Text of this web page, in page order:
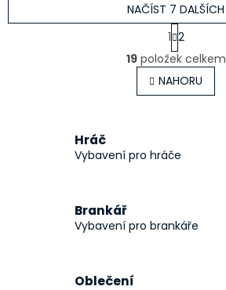
O
v
l
á
í
y
NAČÍST 7 DALŠÍCH
S
t
r
á
n
k
n
í
1 2
19položek celkem
NAHORU
Hráč
Vybavení pro hráče
Brankář
Vybavení pro brankáře
Oblečení